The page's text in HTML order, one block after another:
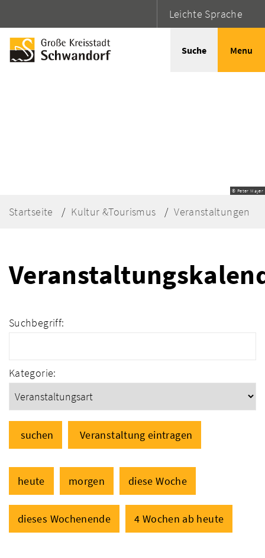
Leichte Sprache
Suche Menu
© Peter Mayer
Startseite Kultur &Tourismus Veranstaltungen
Suchbegriff:
Kategorie:
suchen Veranstaltung eintragen
heute morgen diese Woche
dieses Wochenende 4 Wochen ab heute